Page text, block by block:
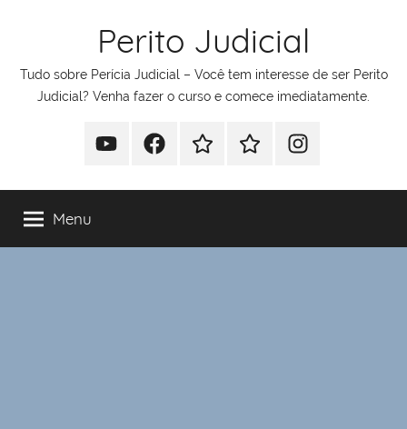
conteúdo
Perito Judicial
Tudo sobre Perícia Judicial – Você tem interesse de ser Perito
Judicial? Venha fazer o curso e comece imediatamente.
YoutubeFacebookWhatsappTelegramInstagram
Menu